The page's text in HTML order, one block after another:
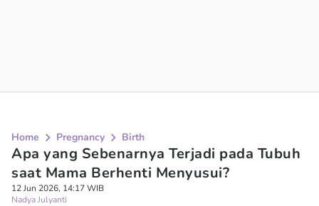
Home Pregnancy Birth
Apa yang Sebenarnya Terjadi pada Tubuh
saat Mama Berhenti Menyusui?
12 Jun 2026, 14:17 WIB
Nadya Julyanti